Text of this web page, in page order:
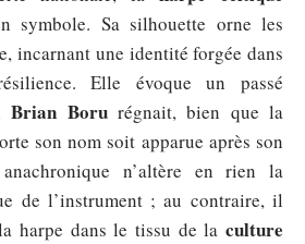
symbole. Sa silhouette orne les
incarnant une identité forgée dans
Elle évoque un passé
Brian Borurégnait, bien que la
son nom soit apparue après son
n’altère en rien la
de l’instrument ; au contraire, il
harpe dans le tissu de la culture